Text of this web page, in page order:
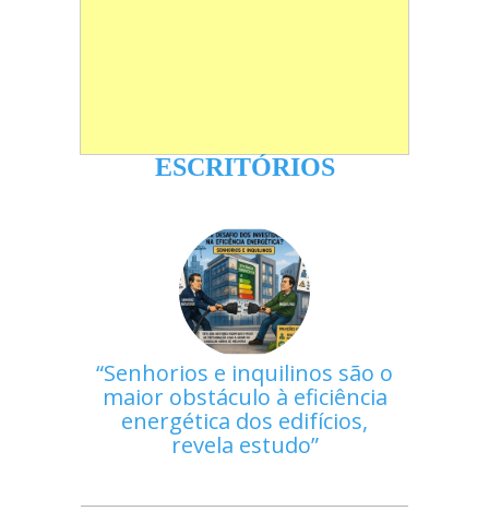
ESCRITÓRIOS
Senhorios e inquilinos são o
maior obstáculo à eficiência
energética dos edifícios,
revela estudo